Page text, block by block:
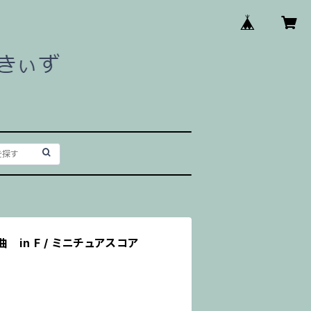
曲 in F / ミニチュアスコア